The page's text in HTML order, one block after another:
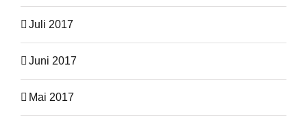
Juli 2017
Juni 2017
Mai 2017